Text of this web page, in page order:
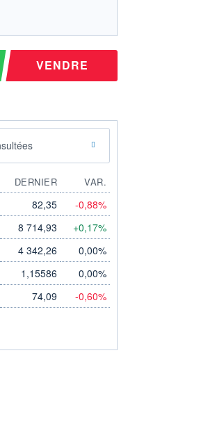
VENDRE
DERNIER
VAR.
82,35 -0,88%
8 714,93 +0,17%
4 342,26 0,00%
1,15586 0,00%
74,09 -0,60%